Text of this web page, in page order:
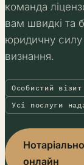
команда
вам швидкі та
юридичну силу
визнання.
Особистий
Усі послуги
онлайн